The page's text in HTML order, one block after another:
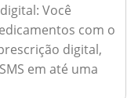
Você
com o
digital,
em até uma